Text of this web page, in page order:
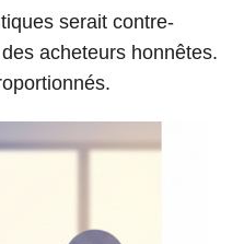
serait contre-
acheteurs honnêtes.